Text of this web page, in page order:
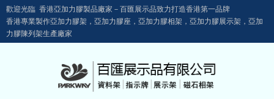
歡迎光臨 香港亞加力膠製品廠家－百匯展示品致力打造香港第一品牌
香港專業製作亞加力膠架，亞加力膠座，亞加力膠相架，亞加力膠展示架，亞加
力膠陳列架生產廠家